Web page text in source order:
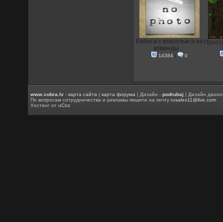
Работа с консолью и ее
команды
14384| 0
www.cobra.lv -карта сайта |карта форума | Дизайн -podrubaj | Дизайн
По вопросам сотрудничества и рекламы пишите на почтуrusalex11@live.com
Хостинг отuCoz